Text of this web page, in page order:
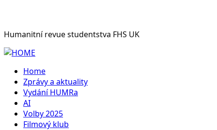
Humanitní revue studentstva FHS UK
Primary
Home
Zprávy a aktuality
Vydání HUMRa
AI
Volby 2025
Filmový klub